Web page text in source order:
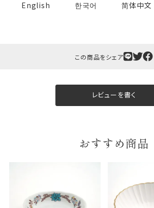
当店でギフト対応の商品をご購入いた
包装紙について
English 한국어 简体中文
この商品をシェア
レビューを書く
おすすめ商品